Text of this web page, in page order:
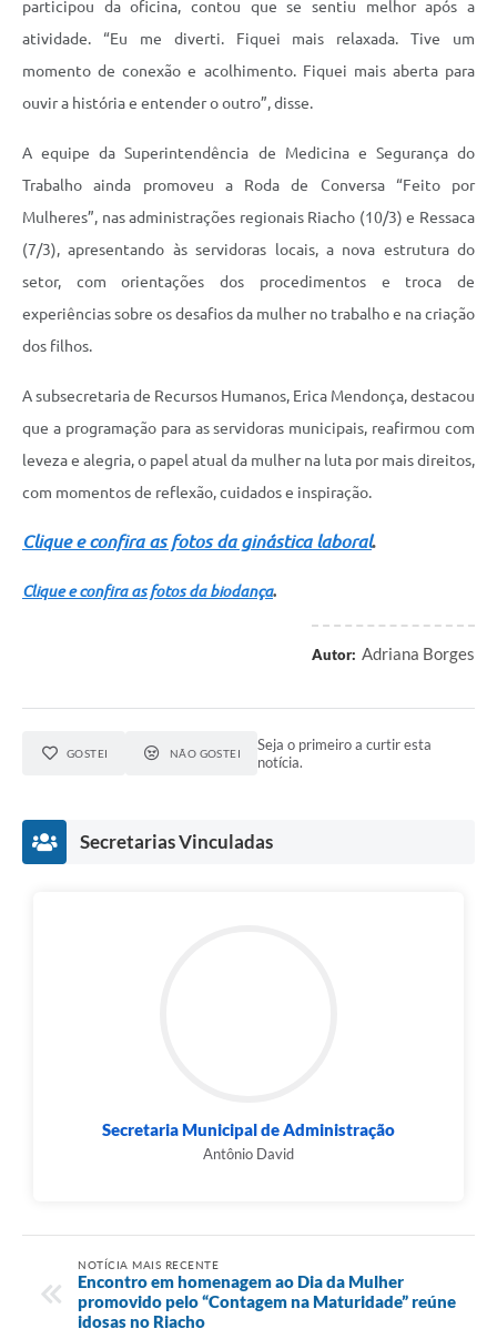
participou da oficina, contou que se sentiu melhor após a
atividade. “Eu me diverti. Fiquei mais relaxada. Tive um
momento de conexão e acolhimento. Fiquei mais aberta para
ouvir a história e entender o outro”, disse.
A equipe da Superintendência de Medicina e Segurança do
Trabalho ainda promoveu a Roda de Conversa “Feito por
Mulheres”, nas administrações regionais Riacho (10/3) e Ressaca
(7/3), apresentando às servidoras locais, a nova estrutura do
setor, com orientações dos procedimentos e troca de
experiências sobre os desafios da mulher no trabalho e na criação
dos filhos.
A subsecretaria de Recursos Humanos, Erica Mendonça, destacou
que a programação para as servidoras municipais, reafirmou com
leveza e alegria, o papel atual da mulher na luta por mais direitos,
com momentos de reflexão, cuidados e inspiração.
Clique e confira as fotos da ginástica laboral.
Clique e confira as fotos da biodança.
Autor: Adriana Borges
GOSTEI NÃO GOSTEI
Seja o primeiro a curtir esta
notícia.
Secretarias Vinculadas
Secretaria Municipal de Administração
Antônio David
NOTÍCIA MAIS RECENTE
Encontro em homenagem ao Dia da Mulher
promovido pelo “Contagem na Maturidade” reúne
idosas no Riacho